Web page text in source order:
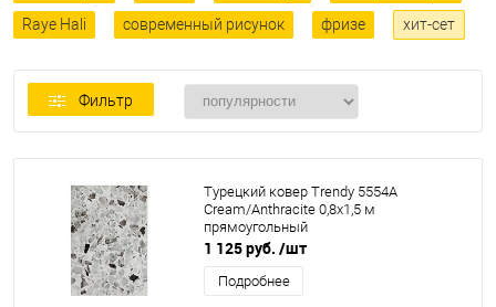
Raye Hali
современный рисунок фризе хит-сет
Фильтр
Турецкий ковер Trendy 5554A
Cream/Anthracite 0,8x1,5 м
прямоугольный
1 125 руб. /шт
Подробнее